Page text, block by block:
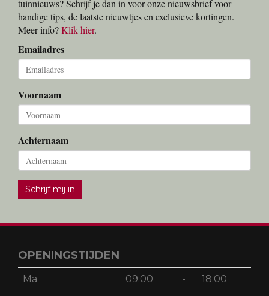
tuinnieuws? Schrijf je dan in voor onze nieuwsbrief voor
handige tips, de laatste nieuwtjes en exclusieve kortingen.
Meer info?Klik hier.
Emailadres
Voornaam
Achternaam
Schrijf mij in
OPENINGSTIJDEN
Ma 09:00 - 18:00